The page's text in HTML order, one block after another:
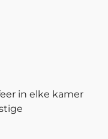
in elke kamer